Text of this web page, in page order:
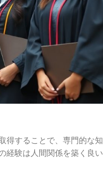
得することで、専門的な知
経験は人間関係を築く良い